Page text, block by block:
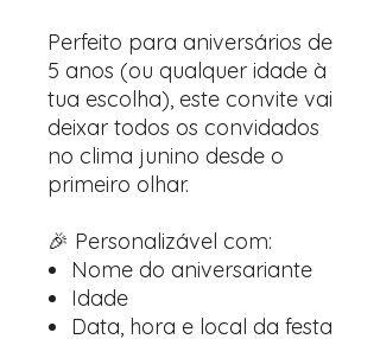
Perfeito para aniversários de
5 anos (ou qualquer idade à
tua escolha), este convite vai
deixar todos os convidados
no clima junino desde o
primeiro olhar.
🎉 Personalizável com:
Nome do aniversariante
Idade
Data, hora e local da festa